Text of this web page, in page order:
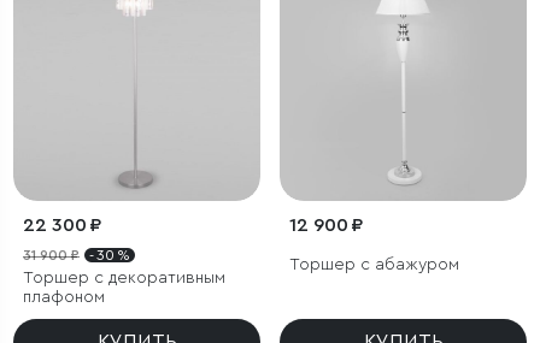
22 300 ₽
31 900 ₽ - 30 %
Торшер с декоративным
плафоном
12 900 ₽
Торшер с абажуром